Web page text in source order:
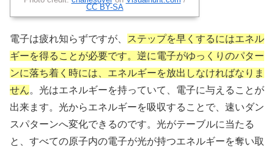
CC BY-SA
電子は疲れ知らずですが、
ステップを早くするにはエネル
ギーを得ることが必要です。逆に電子がゆっくりのパター
ンに落ち着く時には、エネルギーを放出しなければなりま
せん。光はエネルギーを持っていて、電子に与えることが
出来ます。光からエネルギーを吸収することで、速いダン
スパターンへ変化できるのです。光がテーブルに当たる
と、すべての原子内の電子が光が持つエネルギーを奪い取